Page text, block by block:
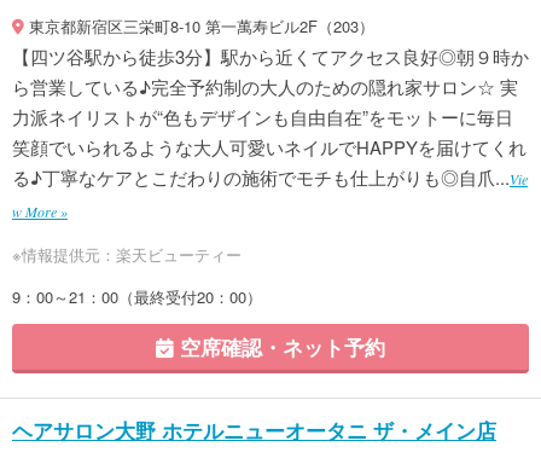
東京都新宿区三栄町8-10 第一萬寿ビル2F（203）
【四ツ谷駅から徒歩3分】駅から近くてアクセス良好◎朝９時か
ら営業している♪完全予約制の大人のための隠れ家サロン☆ 実
力派ネイリストが“色もデザインも自由自在”をモットーに毎日
笑顔でいられるような大人可愛いネイルでHAPPYを届けてくれ
る♪丁寧なケアとこだわりの施術でモチも仕上がりも◎自爪...Vie
w More »
※情報提供元：楽天ビューティー
9：00～21：00（最終受付20：00）
空席確認・ネット予約
ヘアサロン大野 ホテルニューオータニ ザ・メイン店